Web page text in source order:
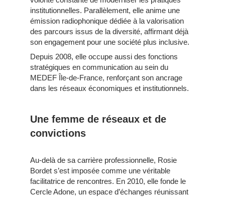
institutionnelles. Parallèlement, elle anime une
émission radiophonique dédiée à la valorisation
des parcours issus de la diversité, affirmant déjà
son engagement pour une société plus inclusive.
Depuis 2008, elle occupe aussi des fonctions
stratégiques en communication au sein du
MEDEF Île-de-France, renforçant son ancrage
dans les réseaux économiques et institutionnels.
Une femme de réseaux et de
convictions
Au-delà de sa carrière professionnelle, Rosie
Bordet s’est imposée comme une véritable
facilitatrice de rencontres. En 2010, elle fonde le
Cercle Adone, un espace d’échanges réunissant